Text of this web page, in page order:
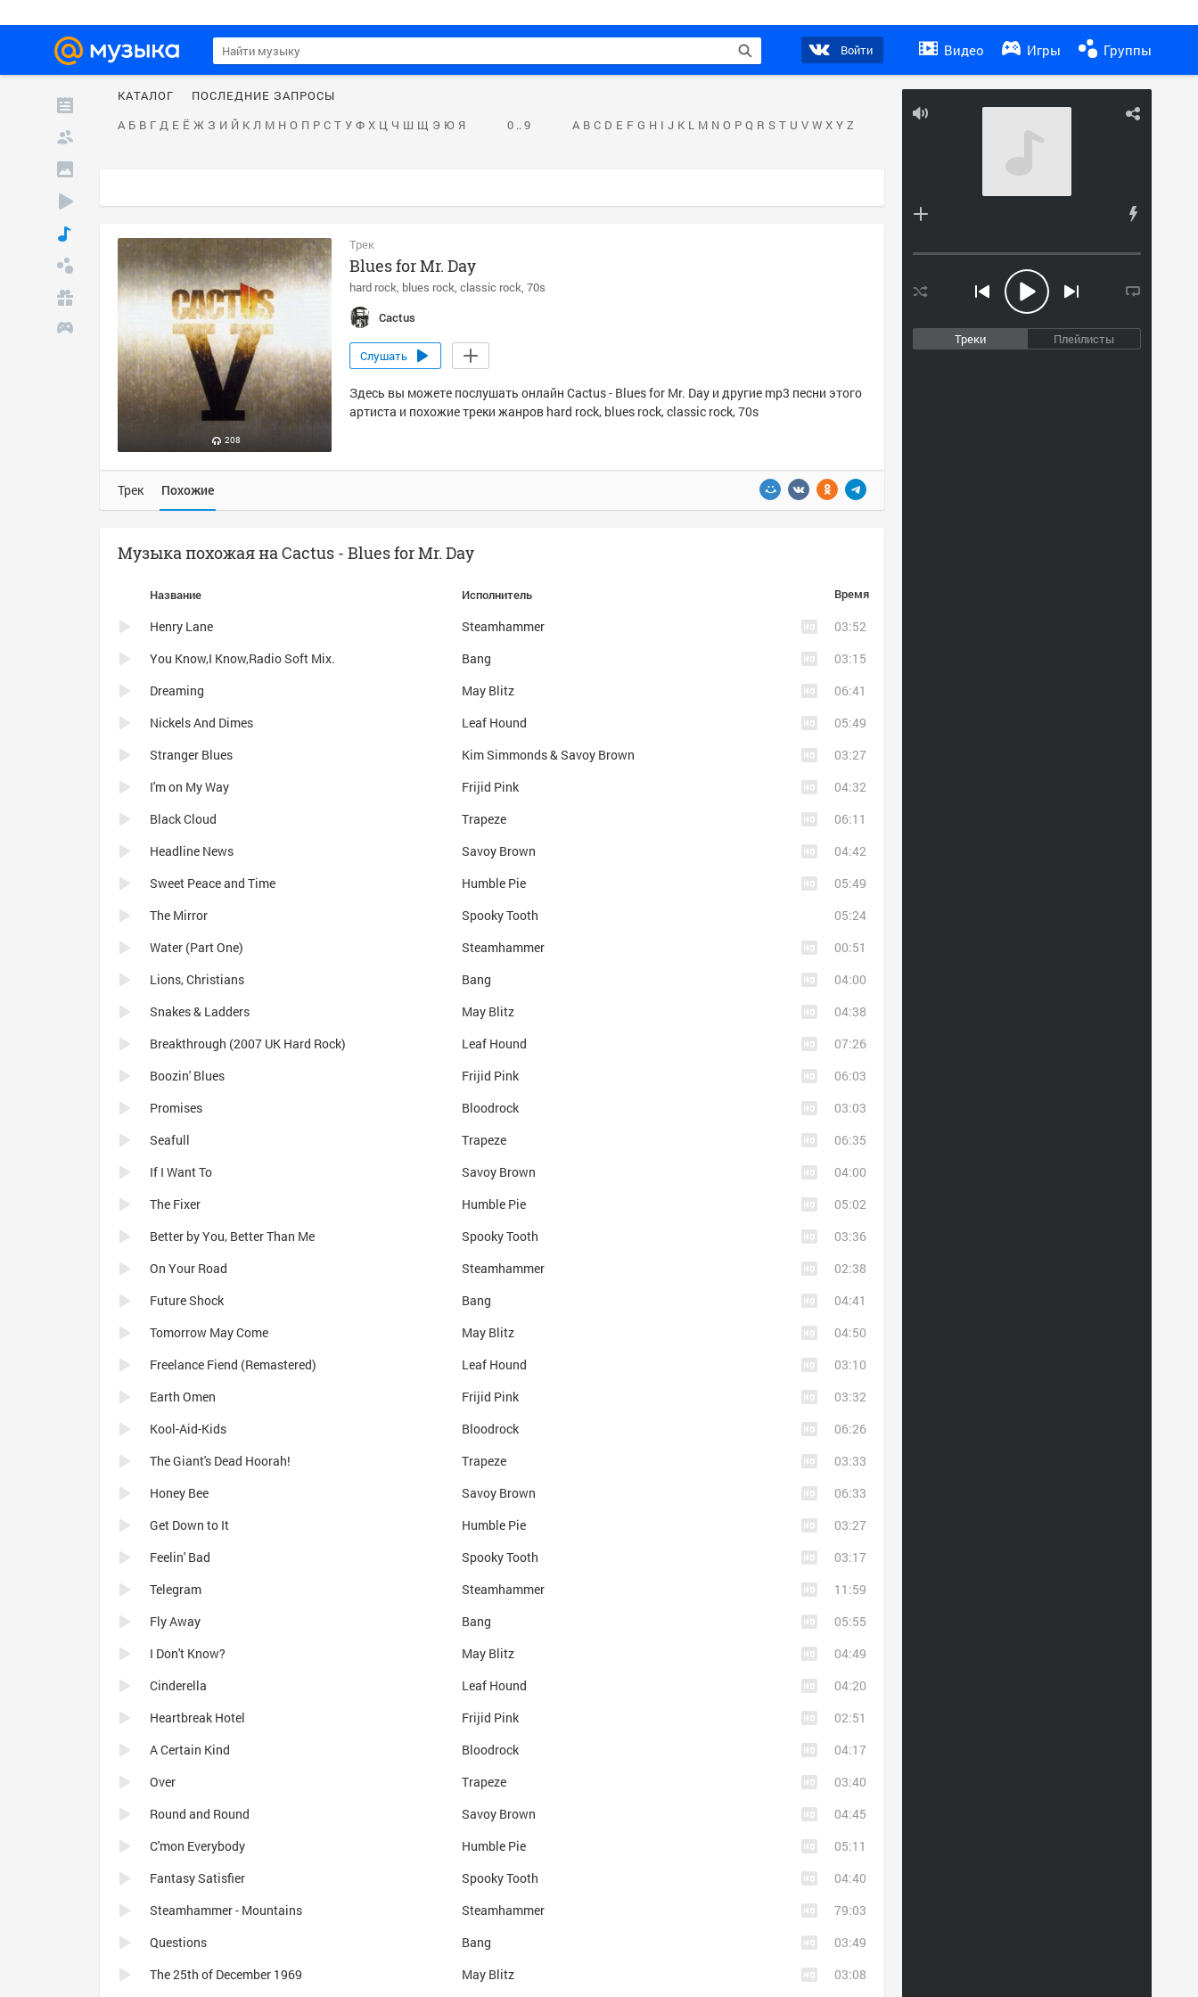
Войти Видео Игры Группы
Треки Плейлисты
КАТАЛОГ
ПОСЛЕДНИЕ ЗАПРОСЫ
А Б В Г Д Е Ё Ж З И Й К Л М Н О П Р С Т У Ф Х Ц Ч Ш Щ Э Ю Я 0 .. 9 A B C D E F G H I J K L M N O P Q R S T U V W X Y Z
208
Трек
Blues for Mr. Day
hard rock blues rock classic rock 70s
Cactus
Слушать
Здесь вы можете послушать онлайн Cactus - Blues for Mr. Day и другие mp3 песни этого
артиста и похожие треки жанров hard rock, blues rock, classic rock, 70s
Трек Похожие
Музыка похожая на Cactus - Blues for Mr. Day
Название Исполнитель Время
Henry Lane Steamhammer
03:52
You Know,I Know,Radio Soft Mix.
Bang
03:15
Dreaming
May Blitz
06:41
Nickels And Dimes
Leaf Hound
05:49
Stranger Blues
Kim Simmonds & Savoy Brown
03:27
I'm on My Way
Frijid Pink
04:32
Black Cloud
Trapeze
06:11
Headline News
Savoy Brown
04:42
Sweet Peace and Time
Humble Pie
05:49
The Mirror
Spooky Tooth
05:24
Water (Part One)
Steamhammer
00:51
Lions, Christians
Bang
04:00
Snakes & Ladders
May Blitz
04:38
Breakthrough (2007 UK Hard Rock)
Leaf Hound
07:26
Boozin' Blues
Frijid Pink
06:03
Promises
Bloodrock
03:03
Seafull
Trapeze
06:35
If I Want To
Savoy Brown
04:00
The Fixer
Humble Pie
05:02
Better by You, Better Than Me
Spooky Tooth
03:36
On Your Road
Steamhammer
02:38
Future Shock
Bang
04:41
Tomorrow May Come
May Blitz
04:50
Freelance Fiend (Remastered)
Leaf Hound
03:10
Earth Omen
Frijid Pink
03:32
Kool-Aid-Kids
Bloodrock
06:26
The Giant's Dead Hoorah!
Trapeze
03:33
Honey Bee
Savoy Brown
06:33
Get Down to It
Humble Pie
03:27
Feelin' Bad
Spooky Tooth
03:17
Telegram
Steamhammer
11:59
Fly Away
Bang
05:55
I Don't Know?
May Blitz
04:49
Cinderella
Leaf Hound
04:20
Heartbreak Hotel
Frijid Pink
02:51
A Certain Kind
Bloodrock
04:17
Over
Trapeze
03:40
Round and Round
Savoy Brown
04:45
C'mon Everybody
Humble Pie
05:11
Fantasy Satisfier
Spooky Tooth
04:40
Steamhammer - Mountains
Steamhammer
79:03
Questions
Bang
03:49
The 25th of December 1969
May Blitz 03:08